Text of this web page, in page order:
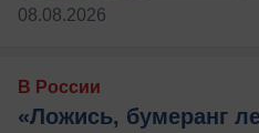
08.08.2026
В России
«Ложись, бумеранг